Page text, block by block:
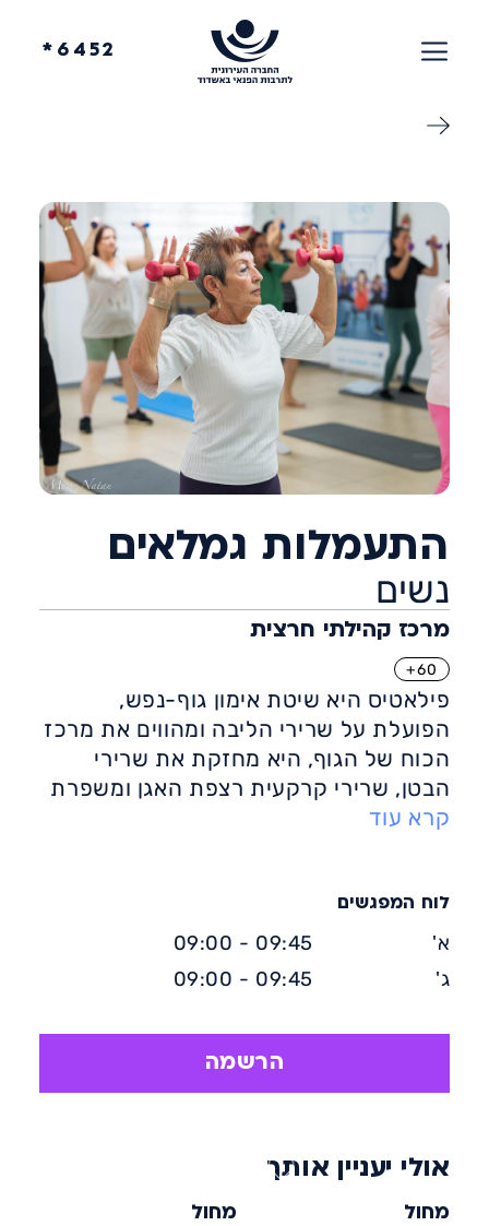
6452*
התעמלות גמלאים
נשים
מרכז קהילתי חרצית
60+
פילאטיס היא שיטת אימון גוף-נפש,
הפועלת על שרירי הליבה ומהווים את מרכז
הכוח של הגוף, היא מחזקת את שרירי
הבטן, שרירי קרקעית רצפת האגן ומשפרת
את יציבות הגוף.
החזרתיות היא התורמת בין היתר לעיצובו
וחיטובו של הגוף. פילאטיס מתאים לאנשים
בכל רמות הכושר ובכל גיל.
יתרונות הפילאטיס: שיפור היציבה,שיפור
הקואורדינציה, הפחתת לחץ ושיפור מצב
קרא עוד
הרשמה
לוח המפגשים
א'
09:45 - 09:00
ג'
09:45 - 09:00
אולי יעניין אותך
מחול מחול